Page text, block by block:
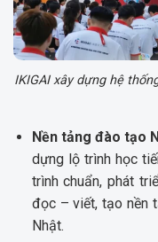
IKIGAI xây dựng hệ
Nền tảng đào tạo
dựng lộ trình học
trình chuẩn, phát
đọc – viết, tạo nền
Nhật.